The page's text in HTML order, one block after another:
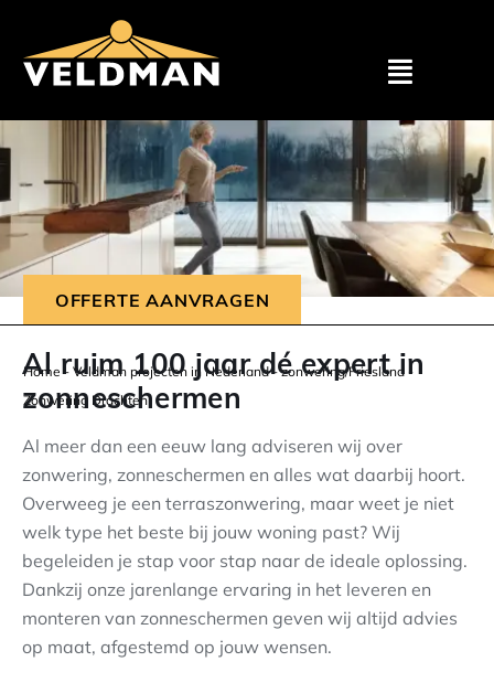
Particulier
Zakelijk
Showroom
OFFERTE AANVRAGEN
Home- Veldman projecten in Nederland-zonwering/Friesland-
Zonwering Drachten
Al ruim 100 jaar dé expert in
zonneschermen
Al meer dan een eeuw lang adviseren wij over
zonwering, zonneschermen en alles wat daarbij hoort.
Overweeg je een terraszonwering, maar weet je niet
welk type het beste bij jouw woning past? Wij
begeleiden je stap voor stap naar de ideale oplossing.
Dankzij onze jarenlange ervaring in het leveren en
monteren van zonneschermen geven wij altijd advies
op maat, afgestemd op jouw wensen.